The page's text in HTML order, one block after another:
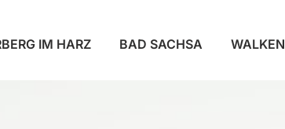
IM HARZ BAD SACHSA